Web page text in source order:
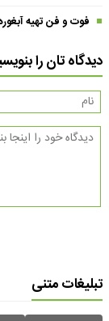
فوت و فن تهیه
دیدگاه تان را
تبلیغات متنی